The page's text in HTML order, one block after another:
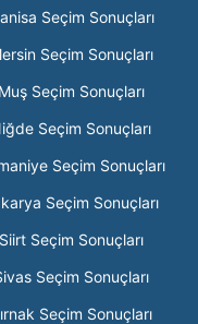
Seçim Sonuçları
Seçim Sonuçları
Muş Seçim Sonuçları
Seçim Sonuçları
Seçim Sonuçları
Seçim Sonuçları
Siirt Seçim Sonuçları
Seçim Sonuçları
Seçim Sonuçları